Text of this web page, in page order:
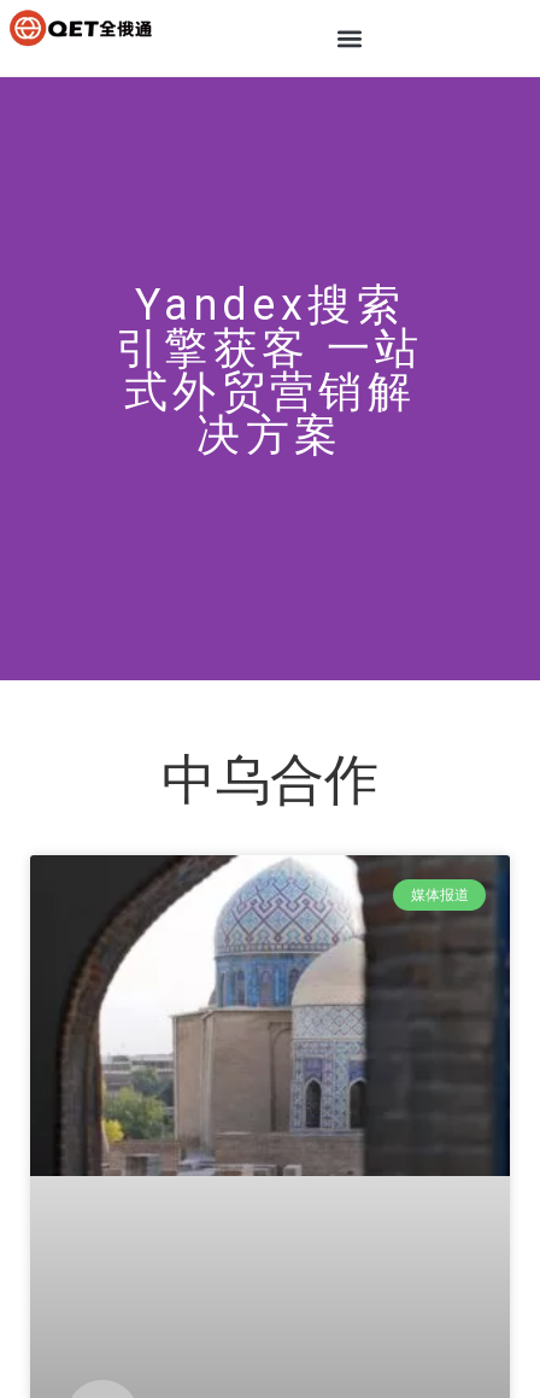
Yandex搜索
引擎获客 一站
式外贸营销解
决方案
中乌合作
媒体报道